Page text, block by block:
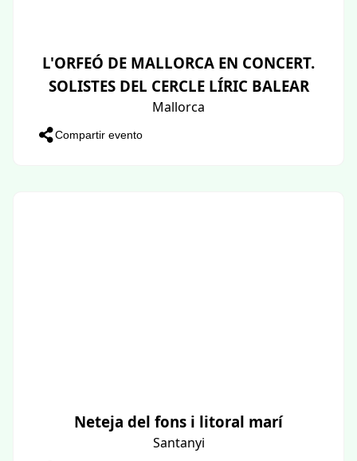
L'ORFEÓ DE MALLORCA EN CONCERT.
SOLISTES DEL CERCLE LÍRIC BALEAR
Mallorca
Compartir evento
Neteja del fons i litoral marí
Santanyi